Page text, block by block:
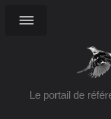
Le portail de